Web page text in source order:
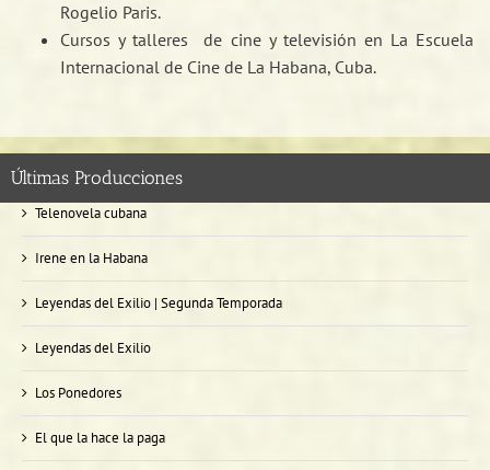
Rogelio Paris.
Cursos y talleres de cine y televisión en La Escuela
Internacional de Cine de La Habana, Cuba.
Últimas Producciones
Telenovela cubana
Irene en la Habana
Leyendas del Exilio | Segunda Temporada
Leyendas del Exilio
Los Ponedores
El que la hace la paga